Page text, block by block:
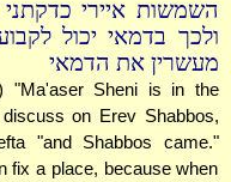
השמשות איירי
ולכך בדמאי יכול
מעשרין את הדמאי
"Ma'aser Sheni is in the
on Erev Shabbos,
"and Shabbos came."
fix a place, because when